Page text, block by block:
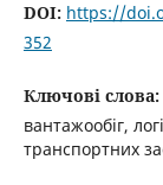
DOI: https://
352
Ключові слова:
вантажообіг,
транспортних